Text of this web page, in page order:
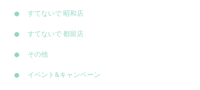
すてないで 昭和店
すてないで 都留店
その他
イベント&キャンペーン